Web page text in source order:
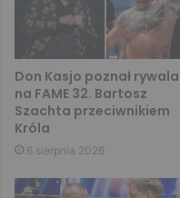
Don Kasjo poznał rywala
na FAME 32. Bartosz
Szachta przeciwnikiem
Króla
6 sierpnia 2026